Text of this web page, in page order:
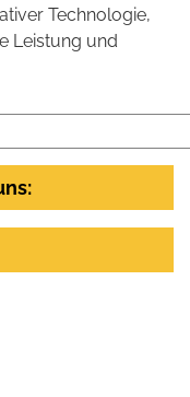
Technologie,
Leistung und